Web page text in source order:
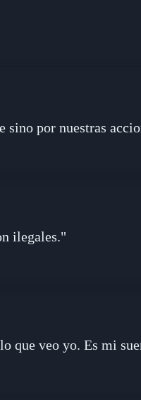
sino por nuestras
ilegales."
que veo yo. Es mi